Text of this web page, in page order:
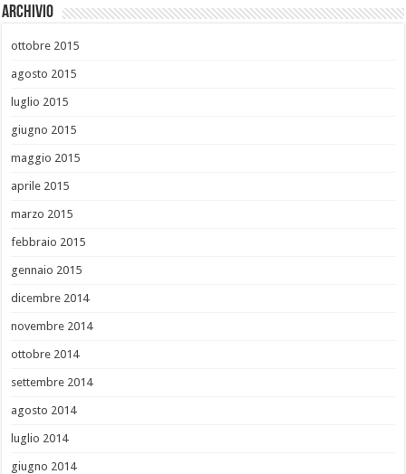
Archivio
ottobre 2015
agosto 2015
luglio 2015
giugno 2015
maggio 2015
aprile 2015
marzo 2015
febbraio 2015
gennaio 2015
dicembre 2014
novembre 2014
ottobre 2014
settembre 2014
agosto 2014
luglio 2014
giugno 2014